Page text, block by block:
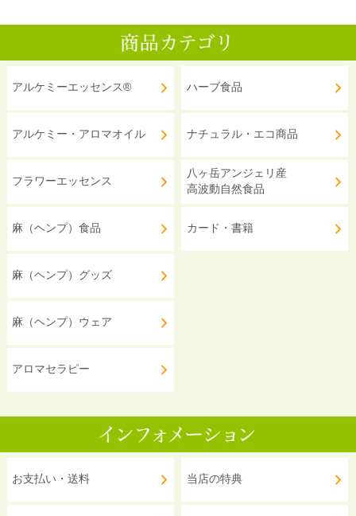
アルケミーエッセンス®
アルケミー・アロマオイル
フラワーエッセンス
麻（ヘンプ）食品
麻（ヘンプ）グッズ
麻（ヘンプ）ウェア
アロマセラピー
ハーブ食品
ナチュラル・エコ商品
八ヶ岳アンジェリ産
高波動自然食品
カード・書籍
お支払い・送料 当店の特典